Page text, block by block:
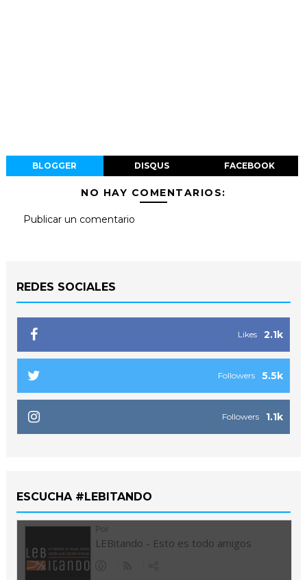
BLOGGER DISQUS FACEBOOK
NO HAY COMENTARIOS:
Publicar un comentario
REDES SOCIALES
2.1k
Likes
5.5k
Followers
1.1k
Followers
ESCUCHA #LEBITANDO